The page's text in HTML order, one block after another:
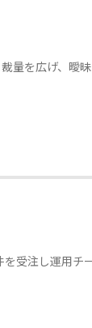
量を広げ、曖
受注し運用チ